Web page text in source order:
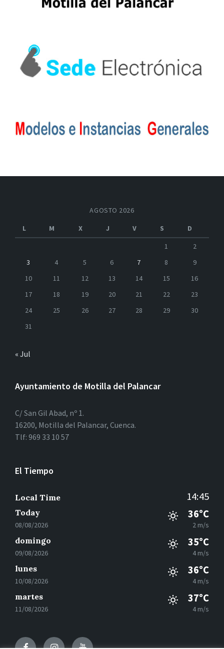
AGOSTO 2026
L
M X J V S
D
1
2
3
4 5 6 7 8
9
10
11 12 13 14 15
16
17
18 19 20 21 22
23
24
25 26 27 28 29
30
31
« Jul
Ayuntamiento de Motilla del Palancar
C/ San Gil Abad, nº 1.
16200, Motilla del Palancar, Cuenca.
Tlf: 969 33 10 57
El Tiempo
Local Time 14:45
Today
08/08/2026
36°C
2 m/s
domingo
09/08/2026
35°C
4 m/s
lunes
10/08/2026
36°C
4 m/s
martes
11/08/2026
37°C
4 m/s